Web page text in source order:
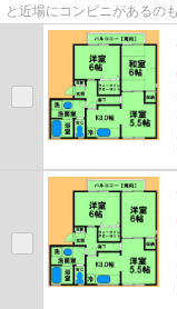
と近場にコンビニがあるの
ります。忙しい方にも好評の